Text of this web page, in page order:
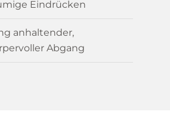
Eindrücken
anhaltender,
Abgang